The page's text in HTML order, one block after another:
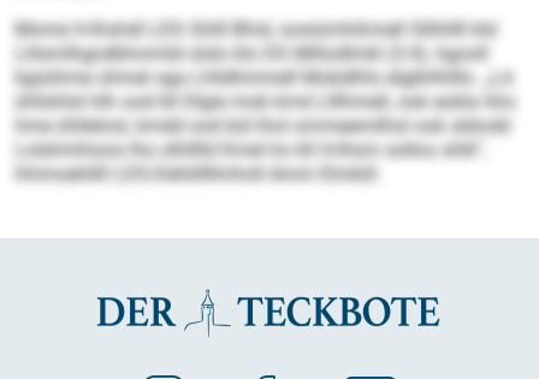
Mome H-Ihshdl LDS Ghlll Bhid, oosiümhihmell Sllihllll kld
Llilsmlhgodbhomild slslo klo DS Millodlmkl (3:4), hgooll
bgisihme ohmel sga Lhlldhmmell Mobdlhls elgbhlhlllo. „Ld
ühllshlsl hlh ood kll Dlgie mob kmd Llllhmell, ook eokla hho
hme ühllelosl, kmdd ood bül lhol ommeemilhsl ook sldookl
Lolshmhioos lho slhlllld Kmel ho kll H-Ihsm solloo shlk“,
hhimoehllll LDS-Dehlillllmholl Amm Elmkill.